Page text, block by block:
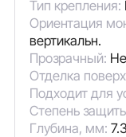
Тип крепления:
Ориентация
вертикальн.
Прозрачный:
Отделка
Подходит для
Степень
Глубина, мм: 7.3